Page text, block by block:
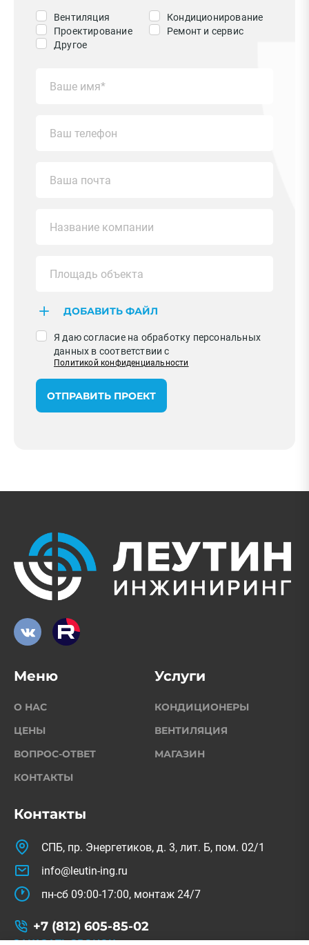
Вентиляция
Кондиционирование
Проектирование
Ремонт и сервис
Другое
ДОБАВИТЬ ФАЙЛ
Я даю согласие на обработку персональных
данных в соответствии с
Политикой конфиденциальности
ОТПРАВИТЬ ПРОЕКТ
Контакты
СПБ, пр. Энергетиков, д. 3, лит. Б, пом. 02/1
info@leutin-ing.ru
пн-сб 09:00-17:00, монтаж 24/7
+7 (812) 605-85-02
Меню
О НАС
ЦЕНЫ
ВОПРОС-ОТВЕТ
КОНТАКТЫ
Услуги
КОНДИЦИОНЕРЫ
ВЕНТИЛЯЦИЯ
МАГАЗИН